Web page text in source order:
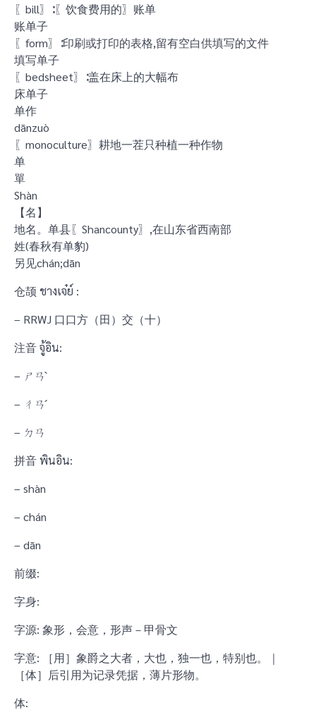
〖bill〗∶〖饮食费用的〗账单
账单子
〖form〗∶印刷或打印的表格,留有空白供填写的文件
填写单子
〖bedsheet〗∶盖在床上的大幅布
床单子
单作
dānzuò
〖monoculture〗耕地一茬只种植一种作物
单
單
Shàn
【名】
地名。单县〖Shancounty〗,在山东省西南部
姓(春秋有单豹)
另见chán;dān
仓颉 ชางเจ๋ย์ :
– RRWJ 口口方（田）交（十）
注音 จู้อิน:
– ㄕㄢˋ
– ㄔㄢˊ
– ㄉㄢ
拼音 พินอิน:
– shàn
– chán
– dān
前缀:
字身:
字源: 象形，会意，形声－甲骨文
字意: ［用］象爵之大者，大也，独一也，特别也。｜
［体］后引用为记录凭据，薄片形物。
体: